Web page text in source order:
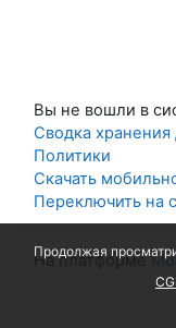
Продолжая
Вы не вошли в
Сводка хранения
Политики
Скачать
Переключить на
На платформе